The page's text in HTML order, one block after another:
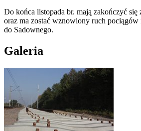
Do końca listopada br. mają zakończyć się
oraz ma zostać wznowiony ruch pociągów
do Sadownego.
Galeria